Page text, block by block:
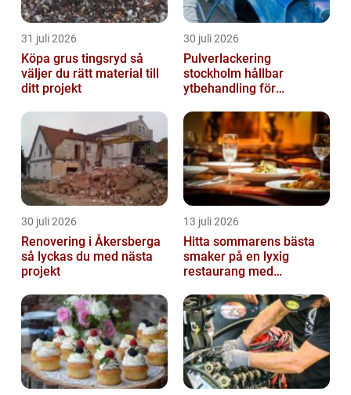
31 juli 2026
Köpa grus tingsryd så
väljer du rätt material till
ditt projekt
30 juli 2026
Pulverlackering
stockholm hållbar
ytbehandling för
30 juli 2026
Renovering i Åkersberga
så lyckas du med nästa
projekt
13 juli 2026
Hitta sommarens bästa
smaker på en lyxig
restaurang med
Östermalm